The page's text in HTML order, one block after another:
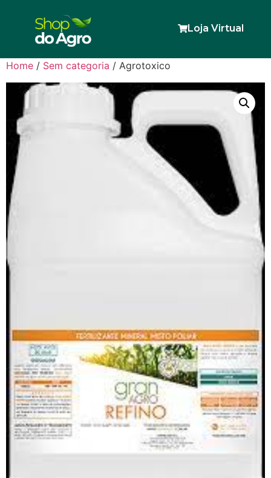
Loja Virtual
Home / Sem categoria / Agrotoxico